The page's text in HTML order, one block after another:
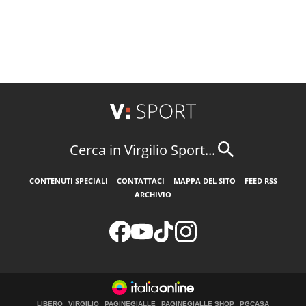
Cerca in Virgilio Sport...
CONTENUTI SPECIALI CONTATTACI MAPPA DEL SITO
FEED RSS
ARCHIVIO
LIBERO VIRGILIO PAGINEGIALLE PAGINEGIALLE SHOP PGCASA